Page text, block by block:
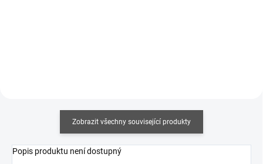
Zobrazit všechny související produkty
Popis produktu není dostupný